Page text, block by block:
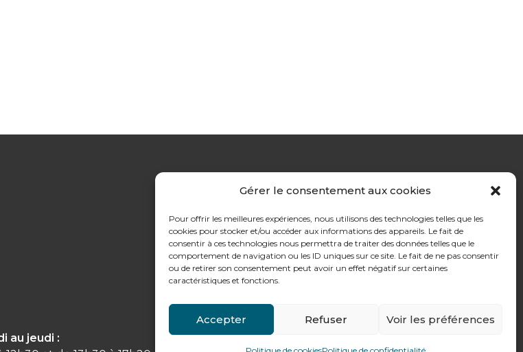
Gérer le consentement aux cookies
Pour offrir les meilleures expériences, nous utilisons des technologies telles que les
cookies pour stocker et/ou accéder aux informations des appareils. Le fait de
consentir à ces technologies nous permettra de traiter des données telles que le
comportement de navigation ou les ID uniques sur ce site. Le fait de ne pas consentir
ou de retirer son consentement peut avoir un effet négatif sur certaines
caractéristiques et fonctions.
Accepter Refuser Voir les préférences
au jeudi :
Contactez-nous